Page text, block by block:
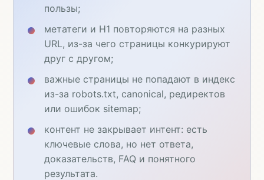
пользы;
метатеги и H1 повторяются на разных
URL, из-за чего страницы конкурируют
друг с другом;
важные страницы не попадают в индекс
из-за robots.txt, canonical, редиректов
или ошибок sitemap;
контент не закрывает интент: есть
ключевые слова, но нет ответа,
доказательств, FAQ и понятного
результата.